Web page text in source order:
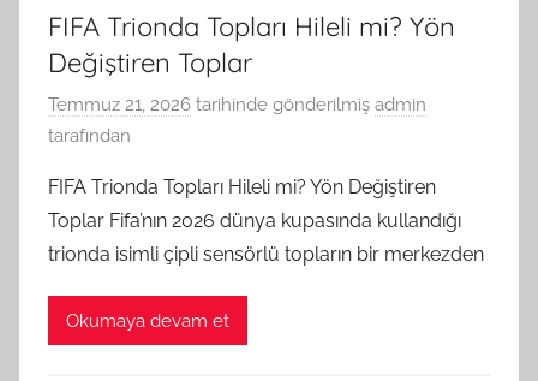
FIFA Trionda Topları Hileli mi? Yön
Değiştiren Toplar
Temmuz 21, 2026 tarihinde gönderilmiş admin
tarafından
FIFA Trionda Topları Hileli mi? Yön Değiştiren
Toplar Fifa’nın 2026 dünya kupasında kullandığı
trionda isimli çipli sensörlü topların bir merkezden
Okumaya devam et